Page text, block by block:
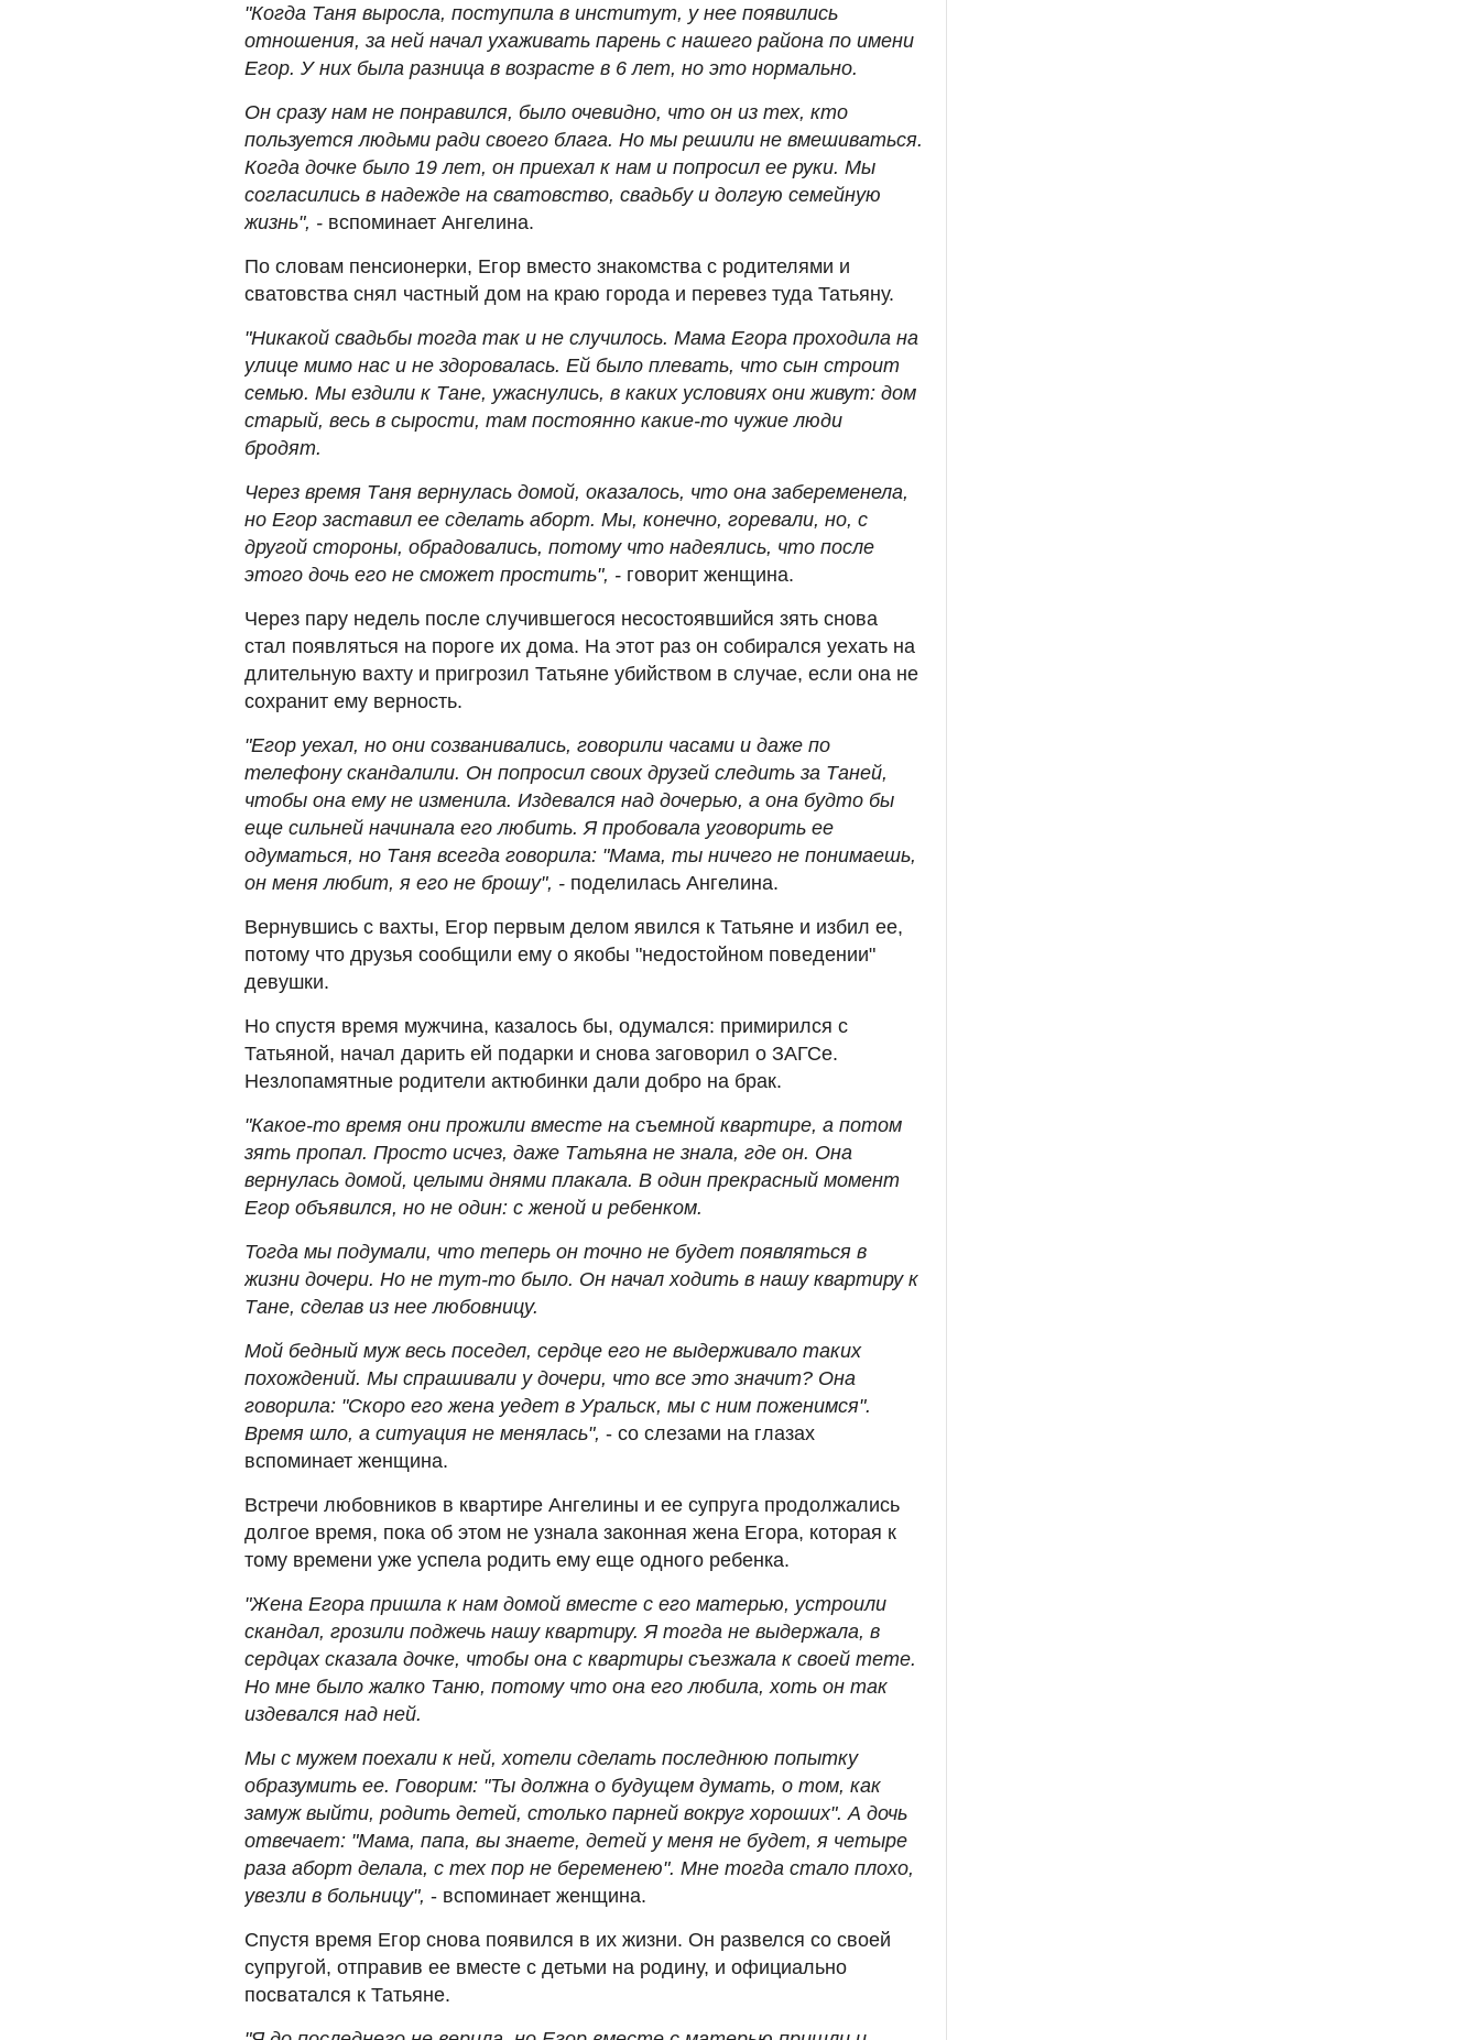
"Когда Таня выросла, поступила в институт, у нее появились
отношения, за ней начал ухаживать парень с нашего района по имени
Егор. У них была разница в возрасте в 6 лет, но это нормально.
Он сразу нам не понравился, было очевидно, что он из тех, кто
пользуется людьми ради своего блага. Но мы решили не вмешиваться.
Когда дочке было 19 лет, он приехал к нам и попросил ее руки. Мы
согласились в надежде на сватовство, свадьбу и долгую семейную
жизнь", - вспоминает Ангелина.
По словам пенсионерки, Егор вместо знакомства с родителями и
сватовства снял частный дом на краю города и перевез туда Татьяну.
"Никакой свадьбы тогда так и не случилось. Мама Егора проходила на
улице мимо нас и не здоровалась. Ей было плевать, что сын строит
семью. Мы ездили к Тане, ужаснулись, в каких условиях они живут: дом
старый, весь в сырости, там постоянно какие-то чужие люди
бродят.
Через время Таня вернулась домой, оказалось, что она забеременела,
но Егор заставил ее сделать аборт. Мы, конечно, горевали, но, с
другой стороны, обрадовались, потому что надеялись, что после
этого дочь его не сможет простить", - говорит женщина.
Через пару недель после случившегося несостоявшийся зять снова
стал появляться на пороге их дома. На этот раз он собирался уехать на
длительную вахту и пригрозил Татьяне убийством в случае, если она не
сохранит ему верность.
"Егор уехал, но они созванивались, говорили часами и даже по
телефону скандалили. Он попросил своих друзей следить за Таней,
чтобы она ему не изменила. Издевался над дочерью, а она будто бы
еще сильней начинала его любить. Я пробовала уговорить ее
одуматься, но Таня всегда говорила: "Мама, ты ничего не понимаешь,
он меня любит, я его не брошу", - поделилась Ангелина.
Вернувшись с вахты, Егор первым делом явился к Татьяне и избил ее,
потому что друзья сообщили ему о якобы "недостойном поведении"
девушки.
Но спустя время мужчина, казалось бы, одумался: примирился с
Татьяной, начал дарить ей подарки и снова заговорил о ЗАГСе.
Незлопамятные родители актюбинки дали добро на брак.
"Какое-то время они прожили вместе на съемной квартире, а потом
зять пропал. Просто исчез, даже Татьяна не знала, где он. Она
вернулась домой, целыми днями плакала. В один прекрасный момент
Егор объявился, но не один: с женой и ребенком.
Тогда мы подумали, что теперь он точно не будет появляться в
жизни дочери. Но не тут-то было. Он начал ходить в нашу квартиру к
Тане, сделав из нее любовницу.
Мой бедный муж весь поседел, сердце его не выдерживало таких
похождений. Мы спрашивали у дочери, что все это значит? Она
говорила: "Скоро его жена уедет в Уральск, мы с ним поженимся".
Время шло, а ситуация не менялась", - со слезами на глазах
вспоминает женщина.
Встречи любовников в квартире Ангелины и ее супруга продолжались
долгое время, пока об этом не узнала законная жена Егора, которая к
тому времени уже успела родить ему еще одного ребенка.
"Жена Егора пришла к нам домой вместе с его матерью, устроили
скандал, грозили поджечь нашу квартиру. Я тогда не выдержала, в
сердцах сказала дочке, чтобы она с квартиры съезжала к своей тете.
Но мне было жалко Таню, потому что она его любила, хоть он так
издевался над ней.
Мы с мужем поехали к ней, хотели сделать последнюю попытку
образумить ее. Говорим: "Ты должна о будущем думать, о том, как
замуж выйти, родить детей, столько парней вокруг хороших". А дочь
отвечает: "Мама, папа, вы знаете, детей у меня не будет, я четыре
раза аборт делала, с тех пор не беременею". Мне тогда стало плохо,
увезли в больницу", - вспоминает женщина.
Спустя время Егор снова появился в их жизни. Он развелся со своей
супругой, отправив ее вместе с детьми на родину, и официально
посватался к Татьяне.